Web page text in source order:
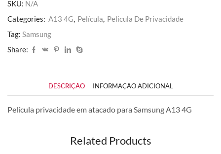
SKU: N/A
Categories: A13 4G, Película, Pelicula De Privacidade
Tag: Samsung
Share:
DESCRIÇÃO INFORMAÇÃO ADICIONAL
Película privacidade em atacado para Samsung A13 4G
Related Products